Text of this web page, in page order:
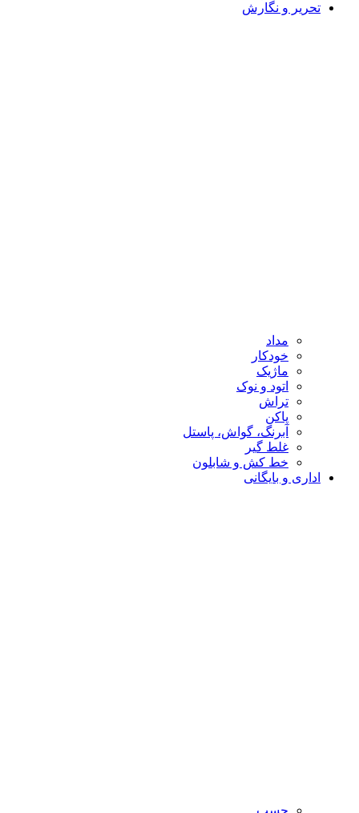
تحریر و نگارش
مداد
خودکار
ماژیک
اتود و نوک
تراش
پاکن
آبرنگ، گواش، پاستل
غلط گیر
خط کش و شابلون
اداری و بایگانی
چسب